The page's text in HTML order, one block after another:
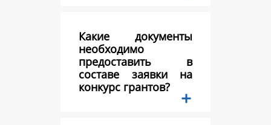
Какие документы
необходимо
предоставить в
составе заявки на
конкурс грантов?